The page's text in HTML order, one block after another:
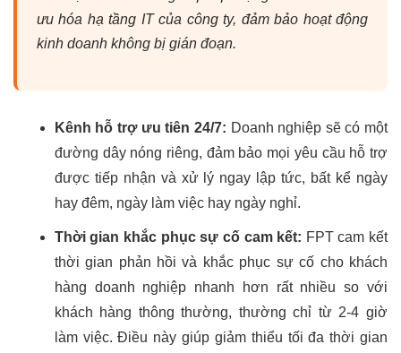
ưu hóa hạ tầng IT của công ty, đảm bảo hoạt động
kinh doanh không bị gián đoạn.
Kênh hỗ trợ ưu tiên 24/7: Doanh nghiệp sẽ có một
đường dây nóng riêng, đảm bảo mọi yêu cầu hỗ trợ
được tiếp nhận và xử lý ngay lập tức, bất kể ngày
hay đêm, ngày làm việc hay ngày nghỉ.
Thời gian khắc phục sự cố cam kết: FPT cam kết
thời gian phản hồi và khắc phục sự cố cho khách
hàng doanh nghiệp nhanh hơn rất nhiều so với
khách hàng thông thường, thường chỉ từ 2-4 giờ
làm việc. Điều này giúp giảm thiểu tối đa thời gian